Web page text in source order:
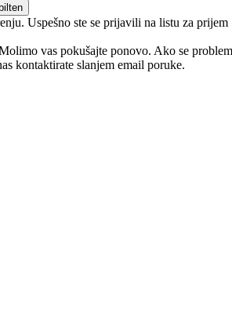
Uspešno ste se prijavili na listu za prijem
vas pokušajte ponovo. Ako se
kontaktirate slanjem email poruke.